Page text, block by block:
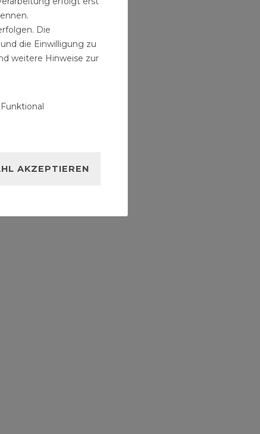
Die
die Einwilligung zu
weitere Hinweise zur
Funktional
AKZEPTIEREN